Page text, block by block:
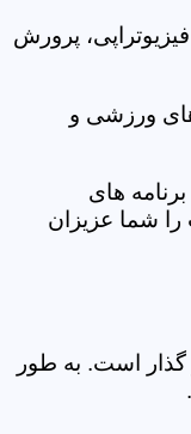
پرورش
ورزشی و
های
شما عزیزان
گذار است. به طور